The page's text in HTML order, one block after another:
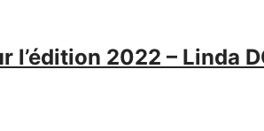
l’édition 2022 – Linda